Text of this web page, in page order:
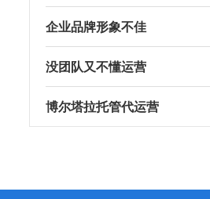
企业品牌形象不佳
没团队又不懂运营
博尔塔拉托管代运营